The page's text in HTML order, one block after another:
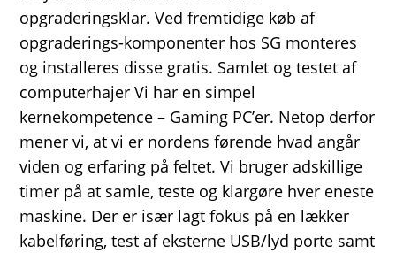
opgraderingsklar. Ved fremtidige køb af
opgraderings-komponenter hos SG monteres
og installeres disse gratis. Samlet og testet af
computerhajer Vi har en simpel
kernekompetence – Gaming PC’er. Netop derfor
mener vi, at vi er nordens førende hvad angår
viden og erfaring på feltet. Vi bruger adskillige
timer på at samle, teste og klargøre hver eneste
maskine. Der er især lagt fokus på en lækker
kabelføring, test af eksterne USB/lyd porte samt